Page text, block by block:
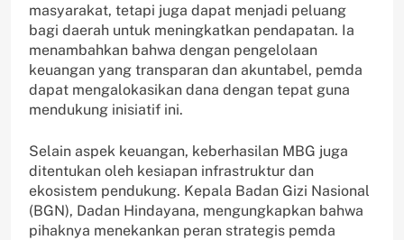
masyarakat, tetapi juga dapat menjadi peluang
bagi daerah untuk meningkatkan pendapatan. Ia
menambahkan bahwa dengan pengelolaan
keuangan yang transparan dan akuntabel, pemda
dapat mengalokasikan dana dengan tepat guna
mendukung inisiatif ini.
Selain aspek keuangan, keberhasilan MBG juga
ditentukan oleh kesiapan infrastruktur dan
ekosistem pendukung. Kepala Badan Gizi Nasional
(BGN), Dadan Hindayana, mengungkapkan bahwa
pihaknya menekankan peran strategis pemda